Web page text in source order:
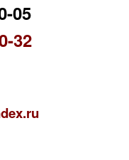
05
32